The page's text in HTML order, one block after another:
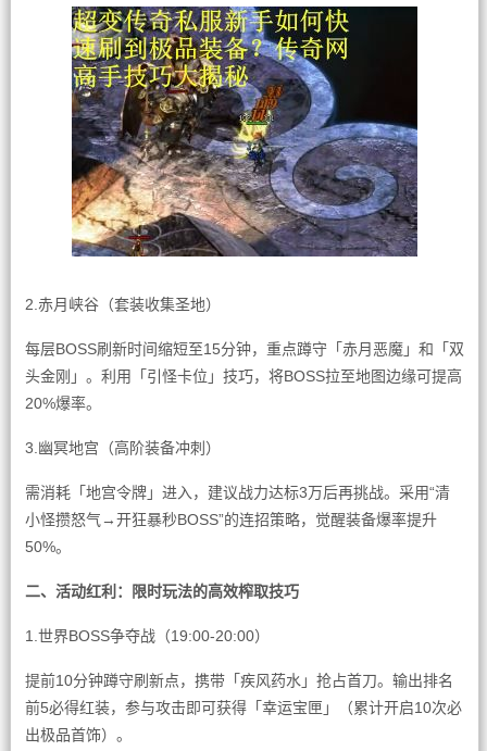
2.赤月峡谷（套装收集圣地）
每层BOSS刷新时间缩短至15分钟，重点蹲守「赤月恶魔」和「双
头金刚」。利用「引怪卡位」技巧，将BOSS拉至地图边缘可提高
20%爆率。
3.幽冥地宫（高阶装备冲刺）
需消耗「地宫令牌」进入，建议战力达标3万后再挑战。采用“清
小怪攒怒气→开狂暴秒BOSS”的连招策略，觉醒装备爆率提升
50%。
二、活动红利：限时玩法的高效榨取技巧
1.世界BOSS争夺战（19:00-20:00）
提前10分钟蹲守刷新点，携带「疾风药水」抢占首刀。输出排名
前5必得红装，参与攻击即可获得「幸运宝匣」（累计开启10次必
出极品首饰）。